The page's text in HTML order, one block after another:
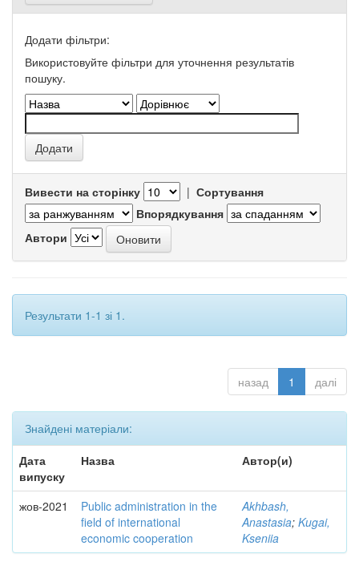
Додати фільтри:
Використовуйте фільтри для уточнення результатів
пошуку.
Вивести на сторінку | Сортування
Впорядкування
Автори
Результати 1-1 зі 1.
назад 1 далі
Знайдені матеріали:
Дата
випуску
Назва Автор(и)
жов-2021
Public administration in the
field of international
economic cooperation
Akhbash,
Anastasia; Kugai,
Kseniia